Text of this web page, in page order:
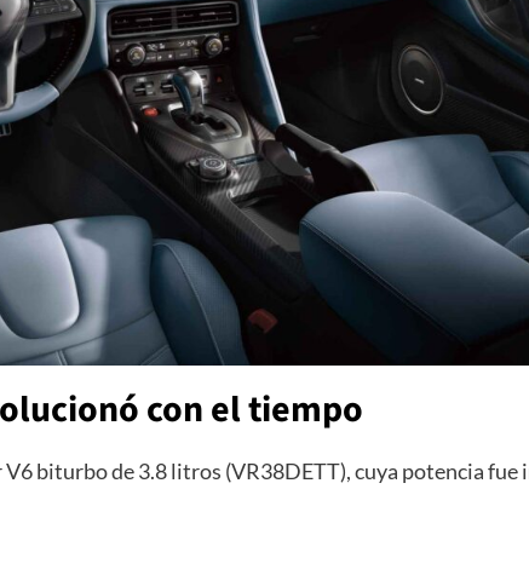
con el tiempo
biturbo de 3.8 litros (VR38DETT), cuya potencia fue